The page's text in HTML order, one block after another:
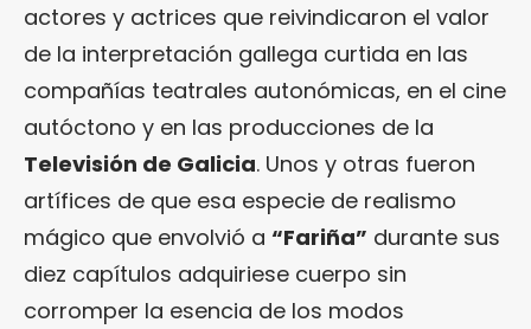
actores y actrices que reivindicaron el valor
de la interpretación gallega curtida en las
compañías teatrales autonómicas, en el cine
autóctono y en las producciones de la
Televisión de Galicia. Unos y otras fueron
artífices de que esa especie de realismo
mágico que envolvió a “Fariña” durante sus
diez capítulos adquiriese cuerpo sin
corromper la esencia de los modos